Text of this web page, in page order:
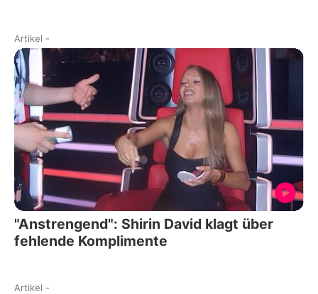
Artikel -
"Anstrengend": Shirin David klagt über
fehlende Komplimente
Artikel -